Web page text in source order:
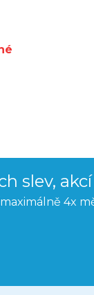
slev,
4x